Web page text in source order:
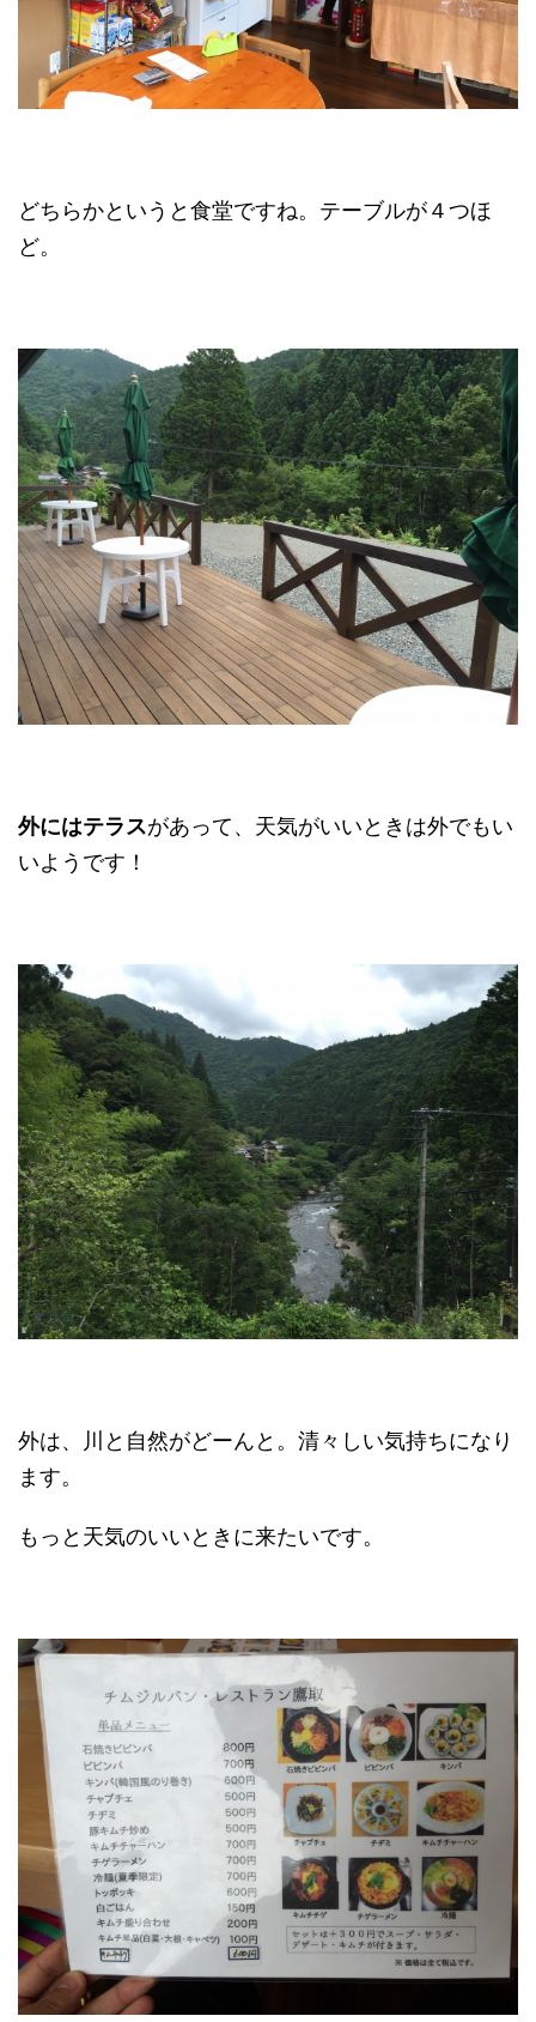
どちらかというと食堂ですね。テーブルが４つほ
ど。
外にはテラスがあって、天気がいいときは外でもい
いようです！
外は、川と自然がどーんと。清々しい気持ちになり
ます。
もっと天気のいいときに来たいです。